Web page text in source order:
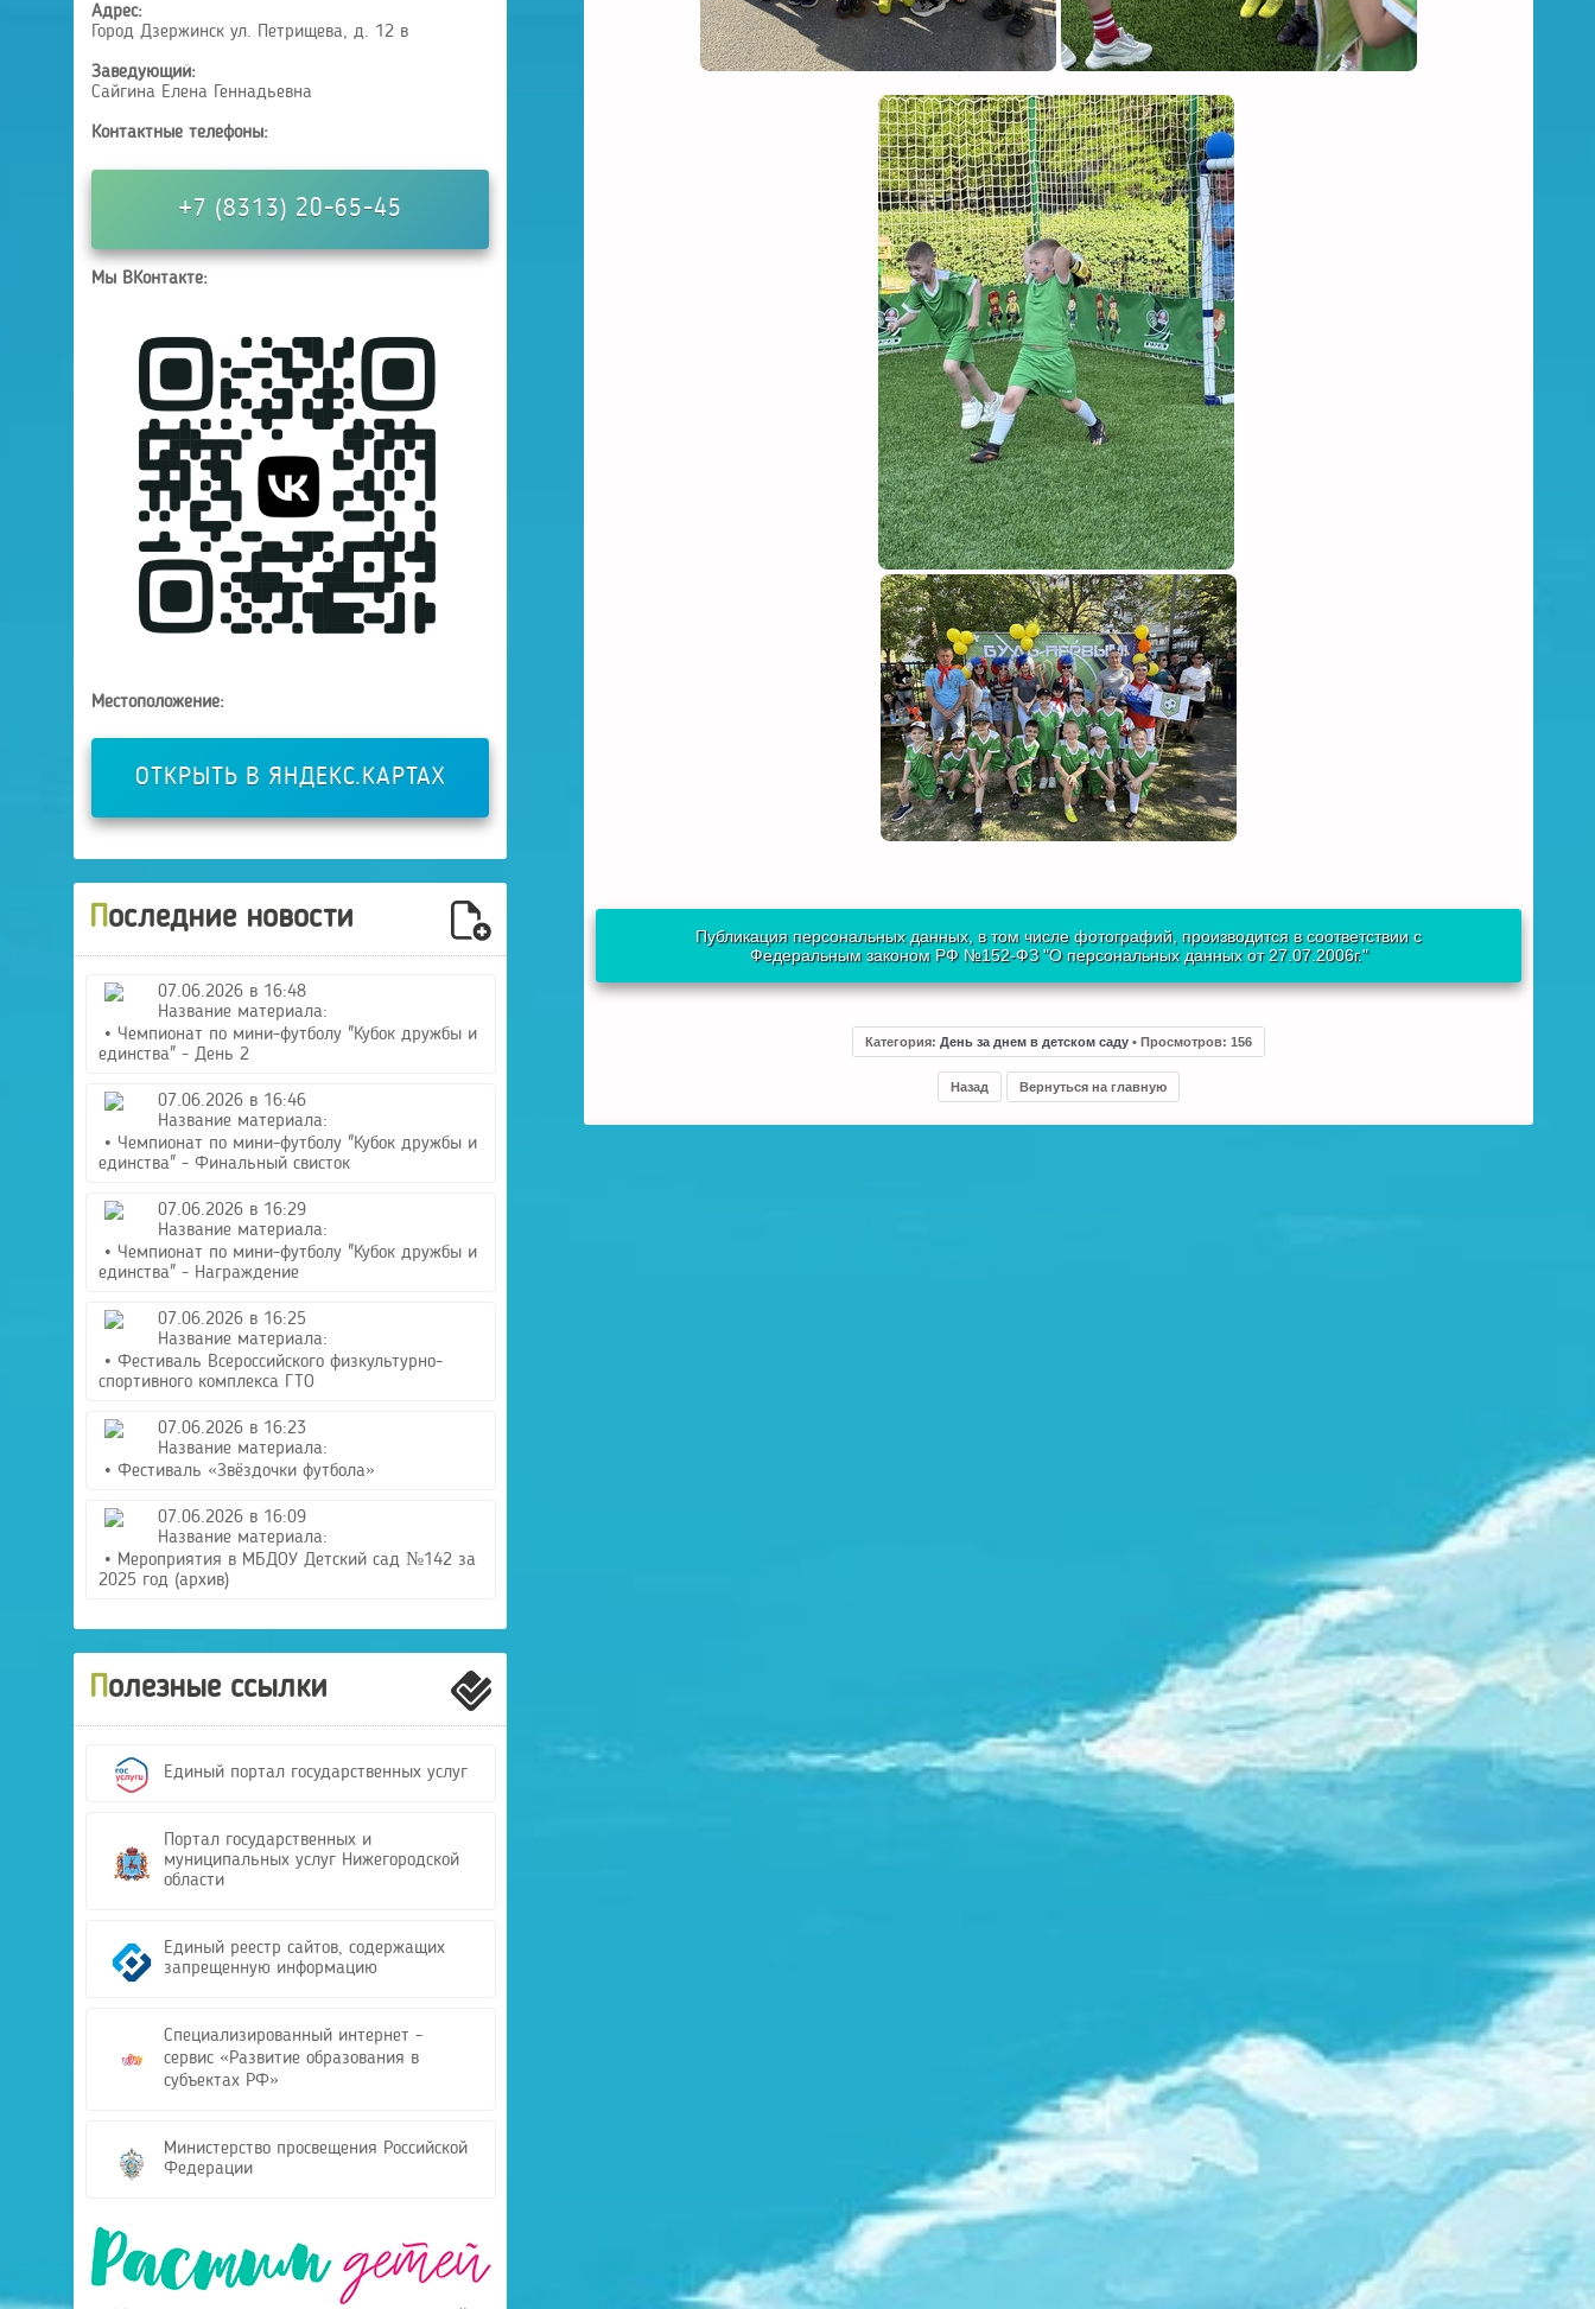
Адрес:
Город Дзержинск ул. Петрищева, д. 12 в
Заведующий:
Сайгина Елена Геннадьевна
Контактные телефоны:
+7 (8313) 20-65-45
Мы ВКонтакте:
Местоположение:
ОТКРЫТЬ В ЯНДЕКС.КАРТАХ
Последние новости
07.06.2026 в 16:48
Название материала:
• Чемпионат по мини-футболу "Кубок дружбы и
единства" - День 2
07.06.2026 в 16:46
Название материала:
• Чемпионат по мини-футболу "Кубок дружбы и
единства" - Финальный свисток
07.06.2026 в 16:29
Название материала:
• Чемпионат по мини-футболу "Кубок дружбы и
единства" - Награждение
07.06.2026 в 16:25
Название материала:
• Фестиваль Всероссийского физкультурно-
спортивного комплекса ГТО
07.06.2026 в 16:23
Название материала:
• Фестиваль «Звёздочки футбола»
07.06.2026 в 16:09
Название материала:
• Мероприятия в МБДОУ Детский сад №142 за
2025 год (архив)
Полезные ссылки
Единый портал государственных услуг
Портал государственных и
муниципальных услуг Нижегородской
области
Единый реестр сайтов, содержащих
запрещенную информацию
Специализированный интернет -
сервис «Развитие образования в
субъектах РФ»
Министерство просвещения Российской
Федерации
Публикация персональных данных, в том числе фотографий, производится в соответствии с
Федеральным законом РФ №152-ФЗ "О персональных данных от 27.07.2006г."
Категория: День за днем в детском саду • Просмотров: 156
Назад Вернуться на главную